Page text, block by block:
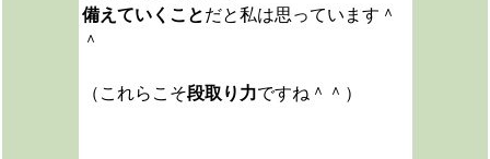
備えていくことだと私は思っています＾
＾
（これらこそ段取り力ですね＾＾）